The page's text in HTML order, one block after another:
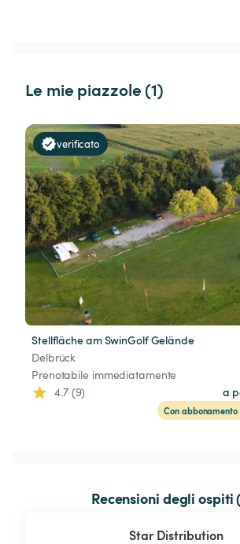
Le mie piazzole (1)
verificato
Stellfläche am SwinGolf Gelände
Delbrück
Prenotabile immediatamente
4.7 (9)
a
Con
Recensioni degli ospiti
Star Distribution